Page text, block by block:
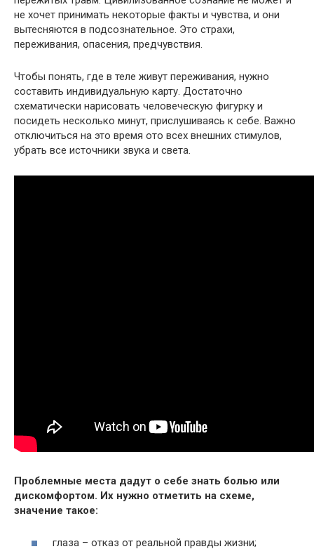
не хочет принимать некоторые факты и чувства, и они
вытесняются в подсознательное. Это страхи,
переживания, опасения, предчувствия.
Чтобы понять, где в теле живут переживания, нужно
составить индивидуальную карту. Достаточно
схематически нарисовать человеческую фигурку и
посидеть несколько минут, прислушиваясь к себе. Важно
отключиться на это время ото всех внешних стимулов,
убрать все источники звука и света.
Проблемные места дадут о себе знать болью или
дискомфортом. Их нужно отметить на схеме,
значение такое:
глаза – отказ от реальной правды жизни;